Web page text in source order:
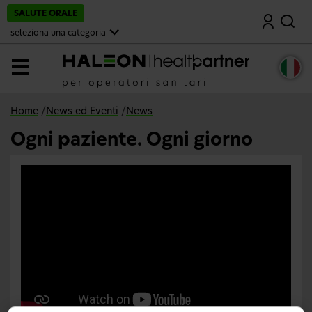
SALUTE ORALE
seleziona una categoria
Cerca
MENU
Home / News ed Eventi / News
Ogni paziente. Ogni giorno